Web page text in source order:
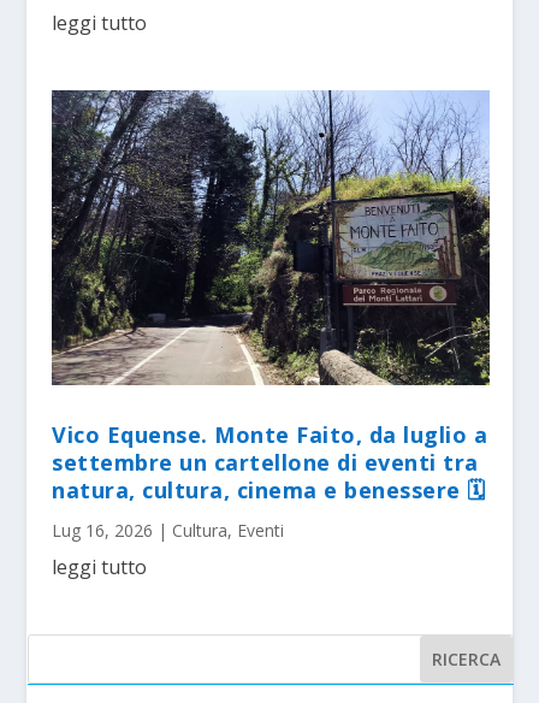
leggi tutto
Vico Equense. Monte Faito, da luglio a
settembre un cartellone di eventi tra
natura, cultura, cinema e benessere 🗓
Lug 16, 2026 | Cultura, Eventi
leggi tutto